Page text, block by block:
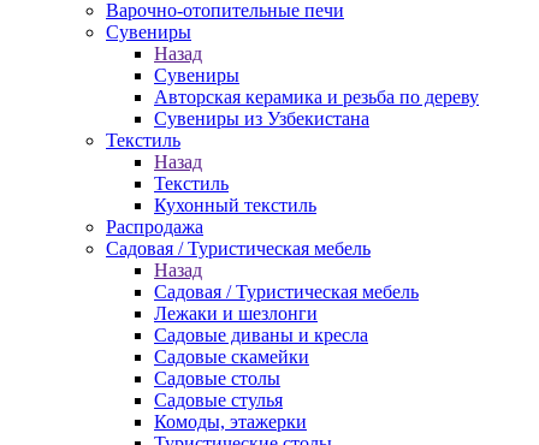
Варочно-отопительные печи
Сувениры
Назад
Сувениры
Авторская керамика и резьба по дереву
Сувениры из Узбекистана
Текстиль
Назад
Текстиль
Кухонный текстиль
Распродажа
Садовая / Туристическая мебель
Назад
Садовая / Туристическая мебель
Лежаки и шезлонги
Садовые диваны и кресла
Садовые скамейки
Садовые столы
Садовые стулья
Комоды, этажерки